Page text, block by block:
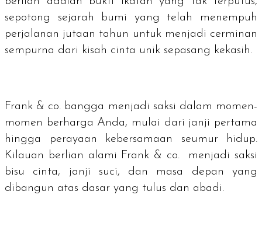
sepotong sejarah bumi yang telah menempuh
perjalanan jutaan tahun untuk menjadi cerminan
sempurna dari kisah cinta unik sepasang kekasih.
Frank & co. bangga menjadi saksi dalam momen-
momen berharga Anda, mulai dari janji pertama
hingga perayaan kebersamaan seumur hidup.
Kilauan berlian alami Frank & co. menjadi saksi
bisu cinta, janji suci, dan masa depan yang
dibangun atas dasar yang tulus dan abadi.